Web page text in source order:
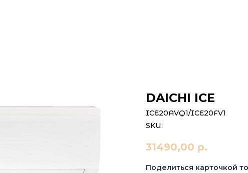
DAICHI ICE
ICE20AVQ1/ICE20FV1
SKU:
31490,00 р.
Поделиться карточкой